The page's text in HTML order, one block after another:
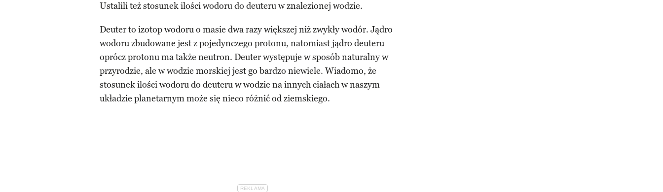
Ustalili też stosunek ilości wodoru do deuteru w znalezionej wodzie.
Deuter to izotop wodoru o masie dwa razy większej niż zwykły wodór. Jądro
wodoru zbudowane jest z pojedynczego protonu, natomiast jądro deuteru
oprócz protonu ma także neutron. Deuter występuje w sposób naturalny w
przyrodzie, ale w wodzie morskiej jest go bardzo niewiele. Wiadomo, że
stosunek ilości wodoru do deuteru w wodzie na innych ciałach w naszym
układzie planetarnym może się nieco różnić od ziemskiego.